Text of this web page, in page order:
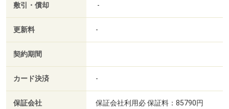
敷引・償却 -
更新料 -
契約期間
カード決済 -
保証会社
保証会社利用必 保証料：85790円